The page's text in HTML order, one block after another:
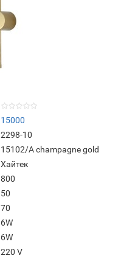
15000
2298-10
15102/A champagne gold
Хайтек
800
50
70
6W
6W
220 V